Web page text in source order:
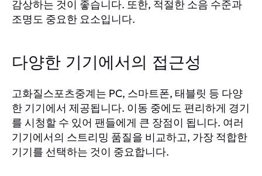
감상하는 것이 좋습니다. 또한, 적절한 소음 수준과
조명도 중요한 요소입니다.
다양한 기기에서의 접근성
고화질스포츠중계는 PC, 스마트폰, 태블릿 등 다양
한 기기에서 제공됩니다. 이동 중에도 편리하게 경기
를 시청할 수 있어 팬들에게 큰 장점이 됩니다. 여러
기기에서의 스트리밍 품질을 비교하고, 가장 적합한
기기를 선택하는 것이 중요합니다.